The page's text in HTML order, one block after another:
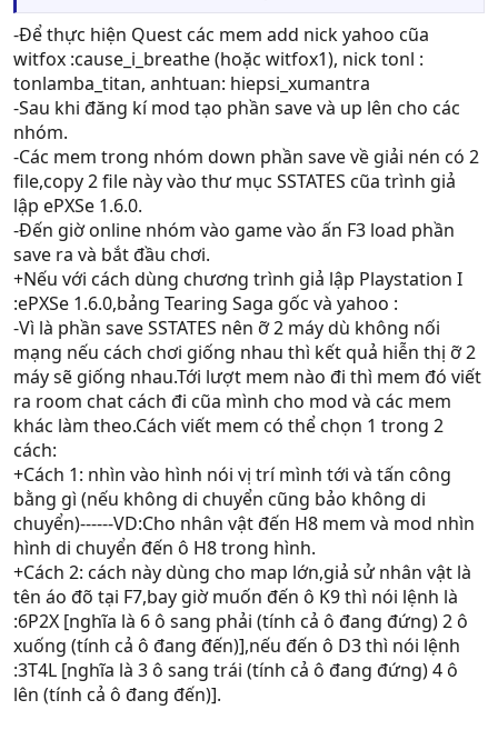
Thời gian nhóm online làm Quest :........
Nhận hay không nhận Quest phụ (nếu có)
-Để thực hiện Quest các mem add nick yahoo cũa
witfox :cause_i_breathe (hoặc witfox1), nick tonl :
tonlamba_titan, anhtuan: hiepsi_xumantra
-Sau khi đăng kí mod tạo phần save và up lên cho các
nhóm.
-Các mem trong nhóm down phần save về giải nén có 2
file,copy 2 file này vào thư mục SSTATES cũa trình giả
lập ePXSe 1.6.0.
-Đến giờ online nhóm vào game vào ấn F3 load phần
save ra và bắt đầu chơi.
+Nếu với cách dùng chương trình giả lập Playstation I
:ePXSe 1.6.0,bảng Tearing Saga gốc và yahoo :
-Vì là phần save SSTATES nên ỡ 2 máy dù không nối
mạng nếu cách chơi giống nhau thì kết quả hiễn thị ỡ 2
máy sẽ giống nhau.Tới lượt mem nào đi thì mem đó viết
ra room chat cách đi cũa mình cho mod và các mem
khác làm theo.Cách viết mem có thể chọn 1 trong 2
cách:
+Cách 1: nhìn vào hình nói vị trí mình tới và tấn công
bằng gì (nếu không di chuyển cũng bảo không di
chuyển)------VD:Cho nhân vật đến H8 mem và mod nhìn
hình di chuyển đến ô H8 trong hình.
+Cách 2: cách này dùng cho map lớn,giả sử nhân vật là
tên áo đõ tại F7,bay giờ muốn đến ô K9 thì nói lệnh là
:6P2X [nghĩa là 6 ô sang phải (tính cả ô đang đứng) 2 ô
xuống (tính cả ô đang đến)],nếu đến ô D3 thì nói lệnh
:3T4L [nghĩa là 3 ô sang trái (tính cả ô đang đứng) 4 ô
lên (tính cả ô đang đến)].